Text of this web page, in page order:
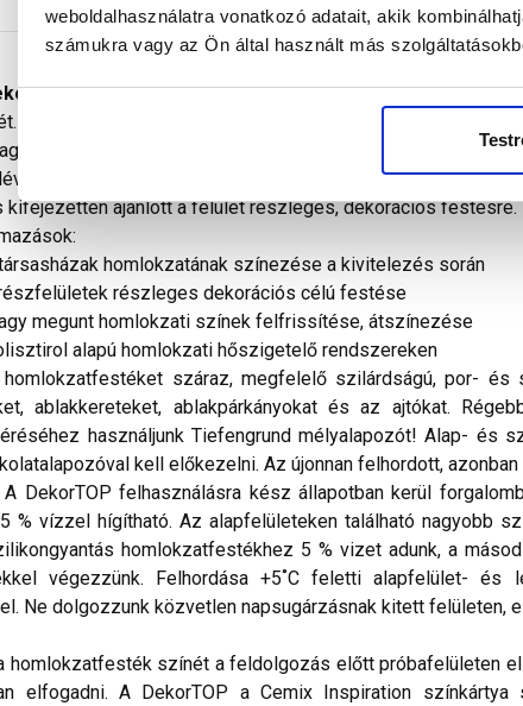
weboldalhasználatra vonatkozó adatait, akik
számukra vagy az Ön által használt más
műgyanta kötőanyagú homlokzatfestékkel
A DekorTOP a legtöbb lakossági alkalmazási területen
esztétikai igényeknek is megfelel. Anyagszükséglet: 0,2
és új, ásványi és műgyanta kötőanyagú vakolat és
ajánlott a felület részleges, dekorációs festésre.
homlokzatának színezése a kivitelezés során
részleges dekorációs célú festése
megunt homlokzati színek felfrissítése, átszínezése
alapú homlokzati hőszigetelő rendszereken
homlokzatfestéket száraz, megfelelő szilárdságú, por-
ablakkereteket, ablakpárkányokat és az ajtókat.
használjunk Tiefengrund mélyalapozót! Alap- és
kell előkezelni. Az újonnan felhordott,
A DekorTOP felhasználásra kész állapotban kerül
% vízzel hígítható. Az alapfelületeken található nagyobb
homlokzatfestékhez 5 % vizet adunk, a
végezzünk. Felhordása +5˚C feletti alapfelület- és
Ne dolgozzunk közvetlen napsugárzásnak kitett felületen,
homlokzatfesték színét a feldolgozás előtt próbafelületen
elfogadni. A DekorTOP a Cemix Inspiration